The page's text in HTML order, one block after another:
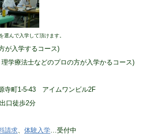
選んで入学して頂けます。
が入学するコース)
学療法士などのプロの方が入学かるコース)
寺町1-5-43 アイムワンビル2F
口徒歩2分
請求、 体験入学…受付中